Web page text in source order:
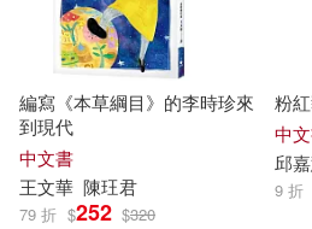
湯姆．克雷斯托迪納(2)
溫戈 編著(2) 潘于真
潘美慧(2)
小鯨生活文創(3) 布
平裝本(3) 海豚出版
聯經出版公司(3)
編寫《本草綱目》的李時珍來
到現代
中文書
王文華 陳玨君
79 折 $252 $320
粉
中
邱
9 折